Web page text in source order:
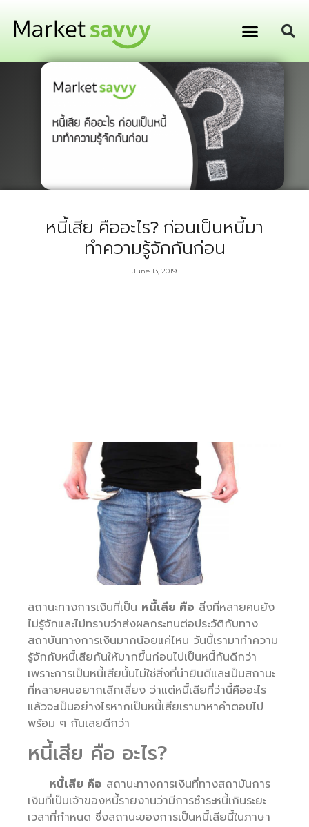
หนี้เสีย คืออะไร? ก่อนเป็นหนี้มา
ทำความรู้จักกันก่อน
June 13, 2019
สถานะทางการเงินที่เป็น หนี้เสีย คือ สิ่งที่หลายคนยัง
ไม่รู้จักและไม่ทราบว่าส่งผลกระทบต่อประวัติกับทาง
สถาบันทางการเงินมากน้อยแค่ไหน วันนี้เรามาทำความ
รู้จักกับหนี้เสียกันให้มากขึ้นก่อนไปเป็นหนี้กันดีกว่า
เพราะการเป็นหนี้เสียนั้นไม่ใช่สิ่งที่น่ายินดีและเป็นสถานะ
ที่หลายคนอยากเลีกเลี่ยง ว่าแต่หนี้เสียที่ว่านี้คืออะไร
แล้วจะเป็นอย่างไรหากเป็นหนี้เสียเรามาหาคำตอบไป
พร้อม ๆ กันเลยดีกว่า
หนี้เสีย คือ อะไร?
หนี้เสีย คือ สถานะทางการเงินที่ทางสถาบันการ
เงินที่เป็นเจ้าของหนี้รายงานว่ามีการชำระหนี้เกินระยะ
เวลาที่กำหนด ซึ่งสถานะของการเป็นหนี้เสียนี้ในภาษา